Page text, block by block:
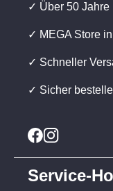
✓ Über 50 Jahre
✓ MEGA Store
✓ Schneller
✓ Sicher
Service-